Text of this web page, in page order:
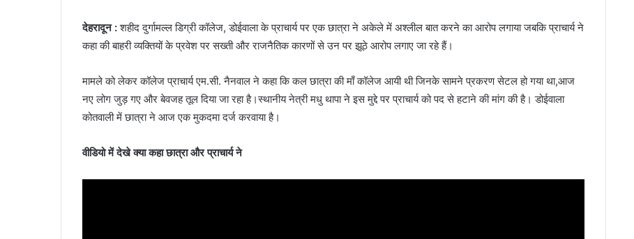
देहरादून :शहीद दुर्गामल्ल डिग्री कॉलेज, डोईवाला के प्राचार्य पर एक छात्रा ने अकेले में अश्लील बात करने का आरोप लगाया जबकि प्राचार्य ने
कहा की बाहरी व्यक्तियों के प्रवेश पर सख्ती और राजनैतिक कारणों से उन पर झूठे आरोप लगाए जा रहे हैं।
मामले को लेकर कॉलेज प्राचार्य एम.सी. नैनवाल ने कहा कि कल छात्रा की माँ कॉलेज आयी थी जिनके सामने प्रकरण सेटल हो गया था,आज
नए लोग जुड़ गए और बेवजह तूल दिया जा रहा है।स्थानीय नेत्री मधु थापा ने इस मुद्दे पर प्राचार्य को पद से हटाने की मांग की है। डोईवाला
कोतवाली में छात्रा ने आज एक मुकदमा दर्ज करवाया है।
वीडियो में देखे क्या कहा छात्रा और प्राचार्य ने